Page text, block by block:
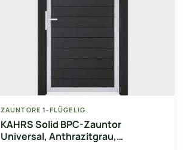
ZAUNTORE 1-FLÜGELIG
KAHRS Solid BPC-Zauntor
Universal, Anthrazitgrau,